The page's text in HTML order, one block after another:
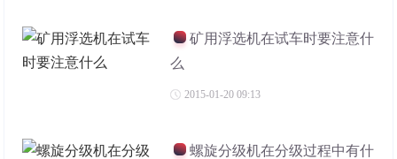
矿用浮选机在试车时要注意什
么
2015-01-20 09:13
螺旋分级机在分级过程中有什